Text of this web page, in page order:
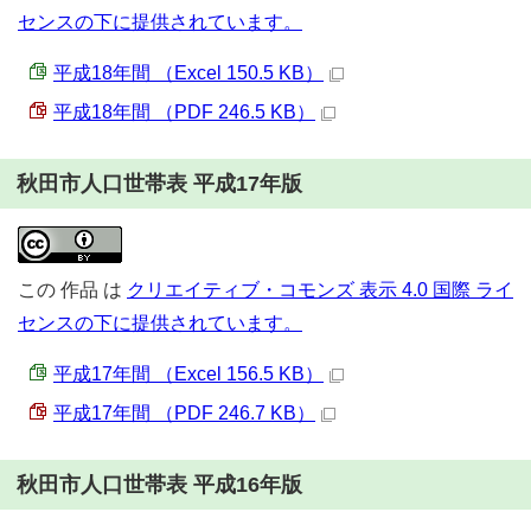
センスの下に提供されています。
平成18年間 （Excel 150.5 KB）
平成18年間 （PDF 246.5 KB）
秋田市人口世帯表 平成17年版
この 作品 は クリエイティブ・コモンズ 表示 4.0 国際 ライ
センスの下に提供されています。
平成17年間 （Excel 156.5 KB）
平成17年間 （PDF 246.7 KB）
秋田市人口世帯表 平成16年版